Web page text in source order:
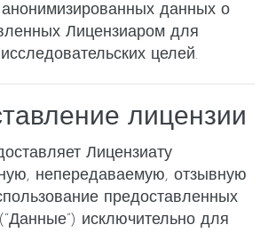
анонимизированных данных о
Лицензиаром для
целей.
лицензии
Лицензиату
непередаваемую, отзывную
предоставленных
исключительно для